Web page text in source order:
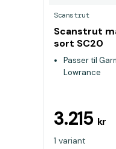
Scanstrut
Scanstrut
sort SC20
Passer til
Lowrance
3.215 kr
1 variant